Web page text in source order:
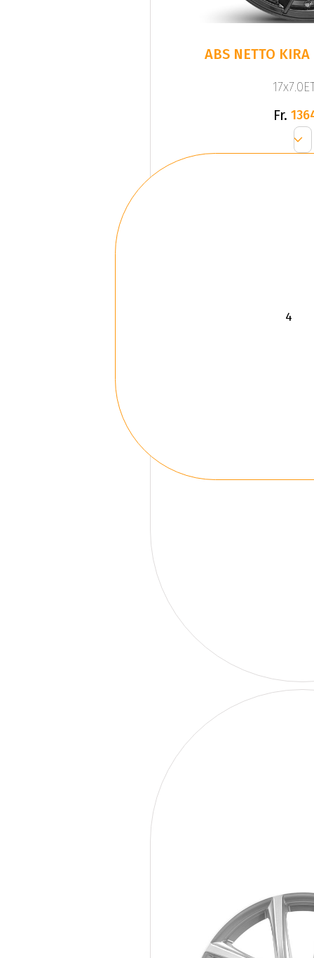
ABS NETTO KIRA
Fr.